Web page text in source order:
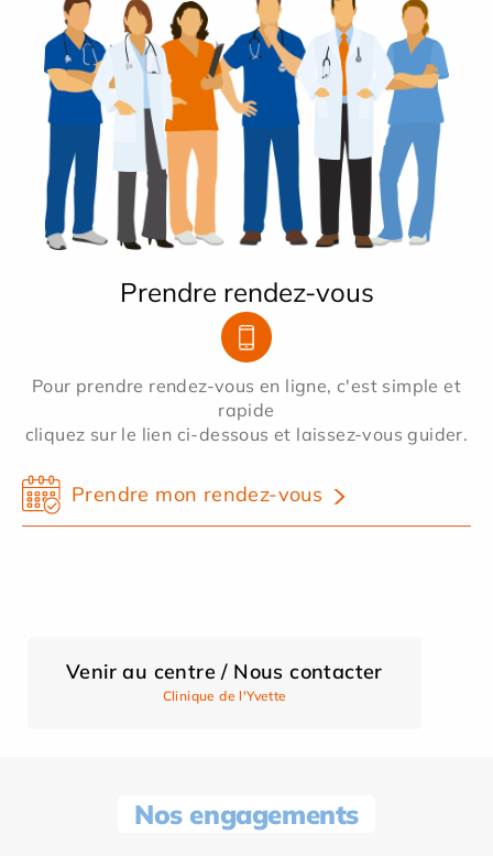
Prendre rendez-vous
Pour prendre rendez-vous en ligne, c'est simple et
rapide
cliquez sur le lien ci-dessous et laissez-vous guider.
Prendre mon rendez-vous
Venir au centre / Nous contacter
Clinique de l'Yvette
Nos engagements